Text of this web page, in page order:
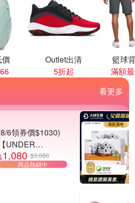
價
Outlet出清
5折起
籃球
滿額
看更多
6領券價$1030)
【UNDER
】UA
Rogue 5
1,080 $3,080
商品熱銷中